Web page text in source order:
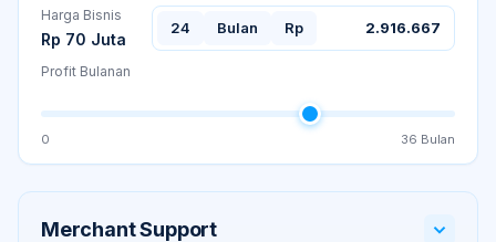
Harga Bisnis
Rp 70 Juta
Profit Bulanan
24 Bulan Rp 2.916.667
0 36 Bulan
Merchant Support